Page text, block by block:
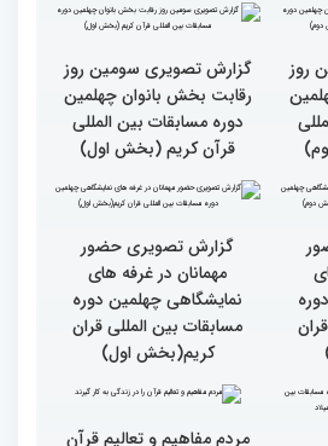
در
هشت بار مقام اول رشته
و آلمان کسب کرده ام
ایران مهد قرآن است/ سطح
مسابقات ایران خیلی بالاست
روز
گزارش تصویری سومین روز
رقابت بخش بانوان چهلمین
دوره مسابقات بین المللی